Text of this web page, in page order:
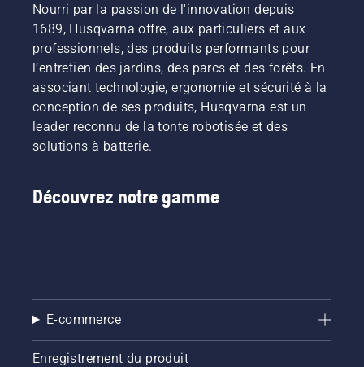
Nourri par la passion de l'innovation depuis
1689, Husqvarna offre, aux particuliers et aux
professionnels, des produits performants pour
l’entretien des jardins, des parcs et des forêts. En
associant technologie, ergonomie et sécurité à la
conception de ses produits, Husqvarna est un
leader reconnu de la tonte robotisée et des
solutions à batterie.
Découvrez notre gamme
E-commerce
Enregistrement du produit